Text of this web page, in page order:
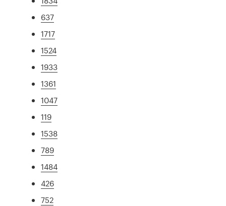
637
1717
1524
1933
1361
1047
119
1538
789
1484
426
752